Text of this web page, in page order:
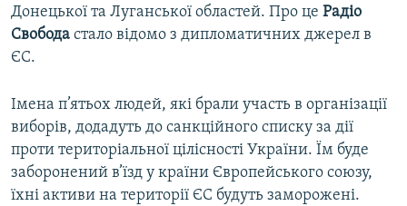
Донецької та Луганської областей. Про це Радіо
Свобода стало відомо з дипломатичних джерел в
ЄС.
Імена п’ятьох людей, які брали участь в організації
виборів, додадуть до санкційного списку за дії
проти територіальної цілісності України. Їм буде
заборонений в’їзд у країни Європейського союзу,
їхні активи на території ЄС будуть заморожені.